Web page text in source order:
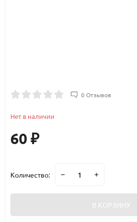
0 Отзывов
Нет в наличии
60 ₽
Количество:
В КОРЗИНУ